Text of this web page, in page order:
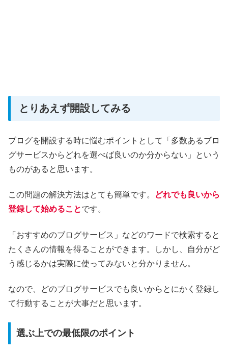
とりあえず開設してみる
ブログを開設する時に悩むポイントとして「多数あるブロ
グサービスからどれを選べば良いのか分からない」という
ものがあると思います。
この問題の解決方法はとても簡単です。
どれでも良いから
登録して始めることです。
「おすすめのブログサービス」などのワードで検索すると
たくさんの情報を得ることができます。しかし、自分がど
う感じるかは実際に使ってみないと分かりません。
なので、どのブログサービスでも良いからとにかく登録し
て行動することが大事だと思います。
選ぶ上での最低限のポイント